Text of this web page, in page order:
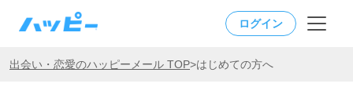
ログイン
出会い・恋愛のハッピーメール TOP>はじめての方へ